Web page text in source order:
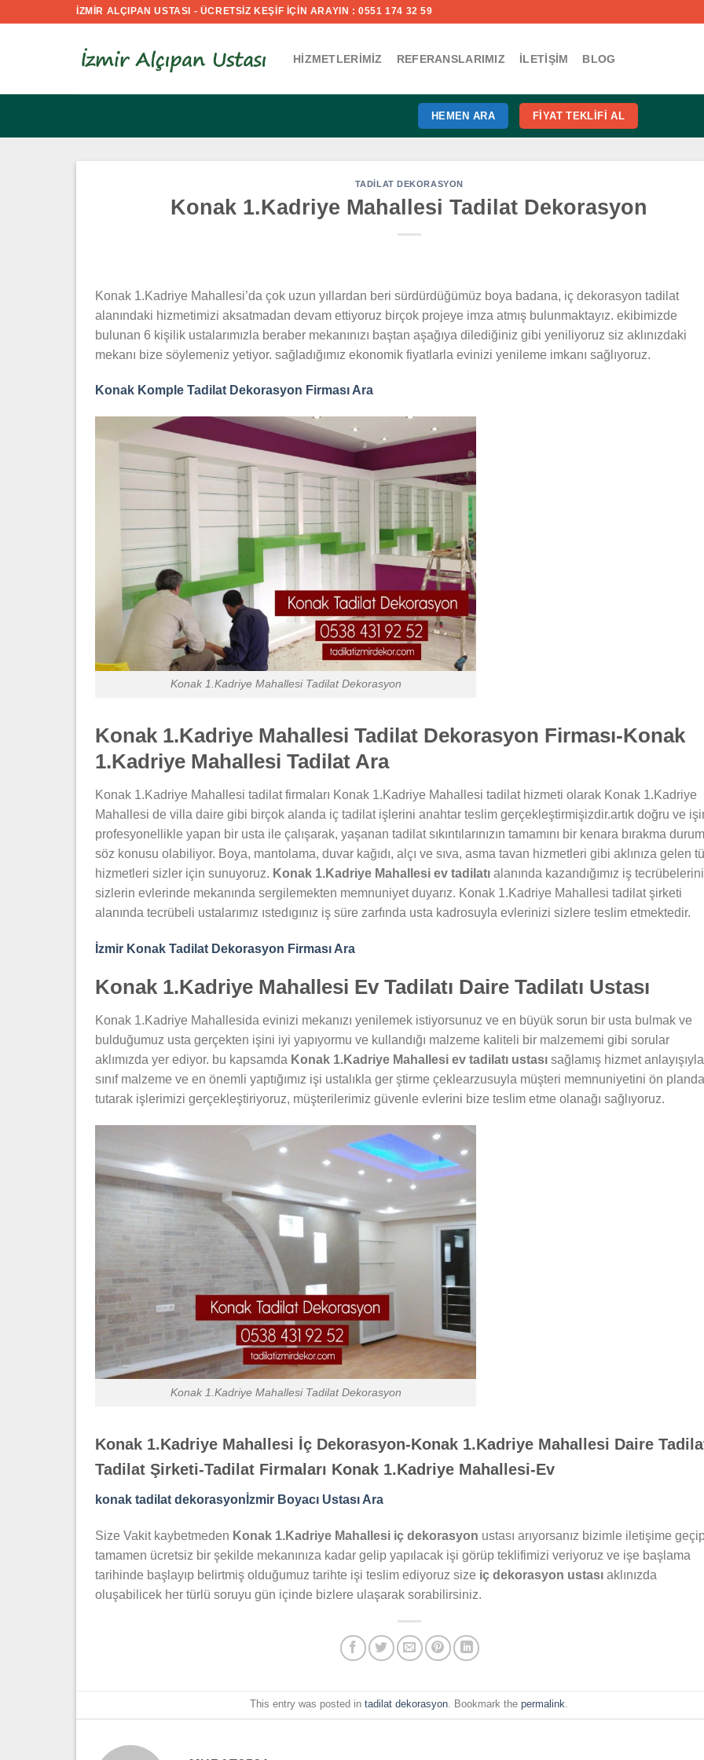
İZMİR ALÇIPAN USTASI - ÜCRETSİZ KEŞİF İÇİN ARAYIN : 0551 174 32 59
HIZMETLERIMIZ REFERANSLARIMIZ İLETIŞIM BLOG
HEMEN ARA FIYAT TEKLIFI AL
TADILAT DEKORASYON
Konak 1.Kadriye Mahallesi Tadilat Dekorasyon
Konak 1.Kadriye Mahallesi’da çok uzun yıllardan beri sürdürdüğümüz boya badana, iç dekorasyon tadilat
alanındaki hizmetimizi aksatmadan devam ettiyoruz birçok projeye imza atmış bulunmaktayız. ekibimizde
bulunan 6 kişilik ustalarımızla beraber mekanınızı baştan aşağıya dilediğiniz gibi yeniliyoruz siz aklınızdaki
mekanı bize söylemeniz yetiyor. sağladığımız ekonomik fiyatlarla evinizi yenileme imkanı sağlıyoruz.
Konak Komple Tadilat Dekorasyon Firması Ara
Konak 1.Kadriye Mahallesi Tadilat Dekorasyon
Konak 1.Kadriye Mahallesi Tadilat Dekorasyon Firması-Konak
1.Kadriye Mahallesi Tadilat Ara
Konak 1.Kadriye Mahallesi tadilat firmaları Konak 1.Kadriye Mahallesi tadilat hizmeti olarak Konak 1.Kadriye
Mahallesi de villa daire gibi birçok alanda iç tadilat işlerini anahtar teslim gerçekleştirmişizdir.artık doğru ve
profesyonellikle yapan bir usta ile çalışarak, yaşanan tadilat sıkıntılarınızın tamamını bir kenara bırakma
söz konusu olabiliyor. Boya, mantolama, duvar kağıdı, alçı ve sıva, asma tavan hizmetleri gibi aklınıza gelen
hizmetleri sizler için sunuyoruz. Konak 1.Kadriye Mahallesi ev tadilatı alanında kazandığımız iş tecrübelerini
sizlerin evlerinde mekanında sergilemekten memnuniyet duyarız. Konak 1.Kadriye Mahallesi tadilat şirketi
alanında tecrübeli ustalarımız ıstedıgınız iş süre zarfında usta kadrosuyla evlerinizi sizlere teslim etmektedir.
İzmir Konak Tadilat Dekorasyon Firması Ara
Konak 1.Kadriye Mahallesi Ev Tadilatı Daire Tadilatı Ustası
Konak 1.Kadriye Mahallesida evinizi mekanızı yenilemek istiyorsunuz ve en büyük sorun bir usta bulmak ve
bulduğumuz usta gerçekten işini iyi yapıyormu ve kullandığı malzeme kaliteli bir malzememi gibi sorular
aklımızda yer ediyor. bu kapsamda Konak 1.Kadriye Mahallesi ev tadilatı ustası sağlamış hizmet
sınıf malzeme ve en önemli yaptığımız işi ustalıkla ger ştirme çeklearzusuyla müşteri memnuniyetini ön planda
tutarak işlerimizi gerçekleştiriyoruz, müşterilerimiz güvenle evlerini bize teslim etme olanağı sağlıyoruz.
Konak 1.Kadriye Mahallesi Tadilat Dekorasyon
Konak 1.Kadriye Mahallesi İç Dekorasyon-Konak 1.Kadriye Mahallesi Daire
Tadilat Şirketi-Tadilat Firmaları Konak 1.Kadriye Mahallesi-Ev
konak tadilat dekorasyonİzmir Boyacı Ustası Ara
Size Vakit kaybetmeden Konak 1.Kadriye Mahallesi iç dekorasyon ustası arıyorsanız bizimle iletişime
tamamen ücretsiz bir şekilde mekanınıza kadar gelip yapılacak işi görüp teklifimizi veriyoruz ve işe başlama
tarihinde başlayıp belirtmiş olduğumuz tarihte işi teslim ediyoruz size iç dekorasyon ustası aklınızda
oluşabilicek her türlü soruyu gün içinde bizlere ulaşarak sorabilirsiniz.
This entry was posted intadilat dekorasyon . Bookmark thepermalink